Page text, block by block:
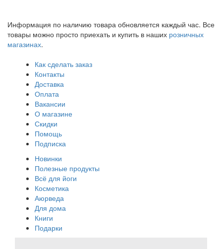
Информация по наличию товара обновляется каждый час. Все
товары можно просто приехать и купить в наших розничных
магазинах.
Как сделать заказ
Контакты
Доставка
Оплата
Вакансии
О магазине
Скидки
Помощь
Подписка
Новинки
Полезные продукты
Всё для йоги
Косметика
Аюрведа
Для дома
Книги
Подарки